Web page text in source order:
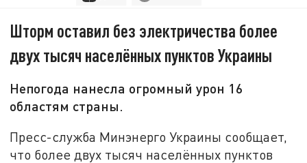
Шторм оставил без электричества более
двух тысяч населённых пунктов Украины
Непогода нанесла огромный урон 16
областям страны.
Пресс-служба Минэнерго Украины сообщает,
что более двух тысяч населённых пунктов